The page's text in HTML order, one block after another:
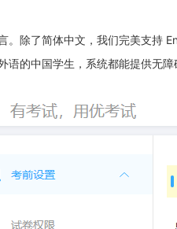
。除了简体中文，我们完美支
的中国学生，系统都能提供无障